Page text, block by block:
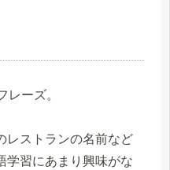
レーズ。
レストランの名前など
学習にあまり興味がな